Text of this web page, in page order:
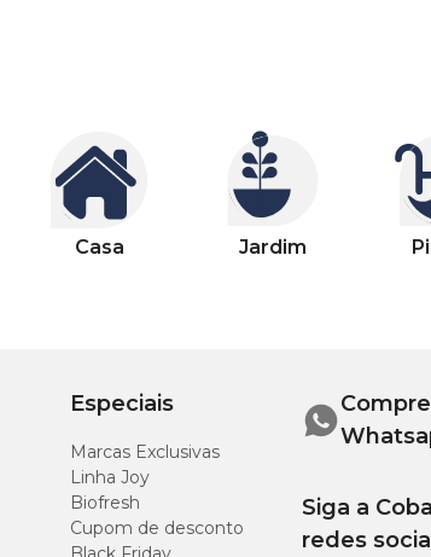
Casa Jardim
Especiais
Marcas Exclusivas
Linha Joy
Biofresh
Cupom de desconto
Siga a
redes